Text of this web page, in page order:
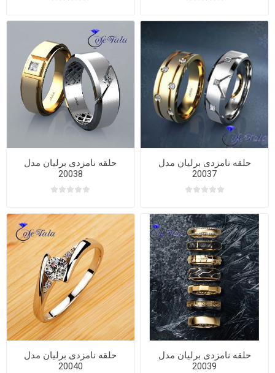
حلقه نامزدی برلیان مدل
20037
حلقه نامزدی برلیان مدل
20038
حلقه نامزدی برلیان مدل
20039
حلقه نامزدی برلیان مدل
20040